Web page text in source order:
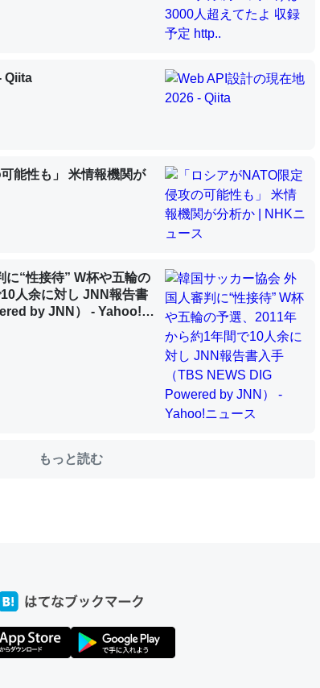
素も不足してて両方に不利だから両方が拮抗してるので
角類（カブトガニ・ウミグモ）はカルシウムを使わずキ
違うのか？
ったり努力してるし。
問題＝「昆虫はなぜ海にいないのか」に関する新仮説
。でたまに覗いてる。ぼちぼちRingも置こうかと画策
情報を共有してる。電池残量や充電中かが分かるのでこ
父67歳と僕。ITツール導入でコミュニケーションが劇的に変化し
を日数にすると1週間とかの人が多いそうだけど、それ
があるはず……
父67歳と僕。ITツール導入でコミュニケーションが劇的に変化し
Qiita
能性も」 米情報機関が
に“性接待” W杯や五輪の
人余に対し JNN報告書
by JNN） - Yahoo!ニ
もっと読む